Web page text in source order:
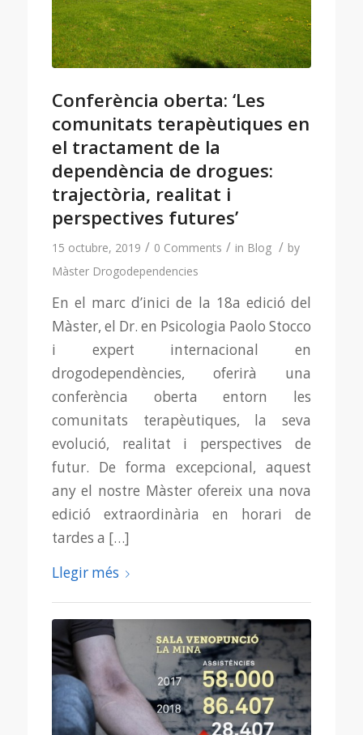
Conferència oberta: ‘Les
comunitats terapèutiques en
el tractament de la
dependència de drogues:
trajectòria, realitat i
perspectives futures’
15 octubre, 2019 / 0 Comments / in Blog / by
Màster Drogodependencies
En el marc d’inici de la 18a edició del
Màster, el Dr. en Psicologia Paolo Stocco
i expert internacional en
drogodependències, oferirà una
conferència oberta entorn les
comunitats terapèutiques, la seva
evolució, realitat i perspectives de
futur. De forma excepcional, aquest
any el nostre Màster ofereix una nova
edició extraordinària en horari de
tardes a […]
Llegir més